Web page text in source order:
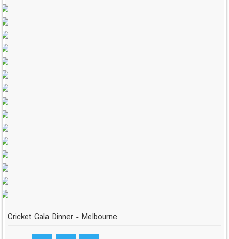
Cricket Gala Dinner - Melbourne